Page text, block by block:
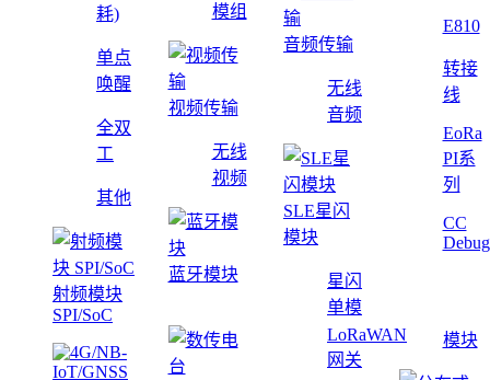
耗)
单点
唤醒
全双
工
其他
射频模块
SPI/SoC
模组
视频传输
无线
视频
蓝牙模块
音频传输
无线
音频
SLE星闪
模块
星闪
单模
E810
转接
线
EoRa
PI系
列
CC
LoRaWAN
网关
模块